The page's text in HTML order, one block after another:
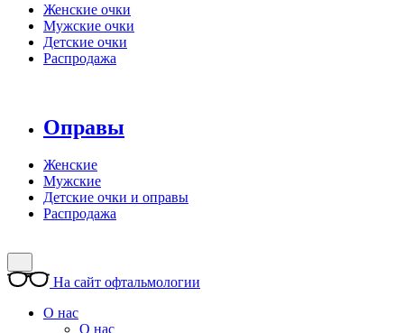
Женские очки
Мужские очки
Детские очки
Распродажа
Оправы
Женские
Мужские
Детские очки и оправы
Распродажа
На сайт офтальмологии
О нас
О нас